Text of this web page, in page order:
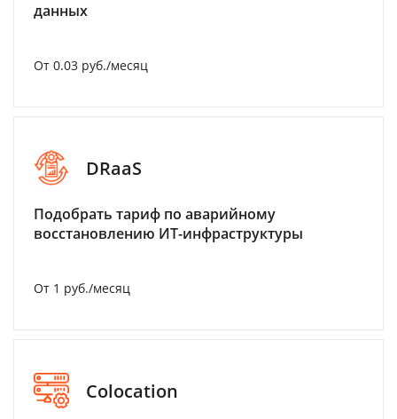
данных
От 0.03 руб./месяц
DRaaS
Подобрать тариф по аварийному
восстановлению ИТ-инфраструктуры
От 1 руб./месяц
Colocation